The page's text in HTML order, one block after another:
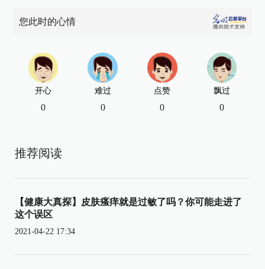
您此时的心情
开心
0
难过
0
点赞
0
飘过
0
推荐阅读
【健康大真探】皮肤瘙痒就是过敏了吗？你可能走进了
这个误区
2021-04-22 17:34